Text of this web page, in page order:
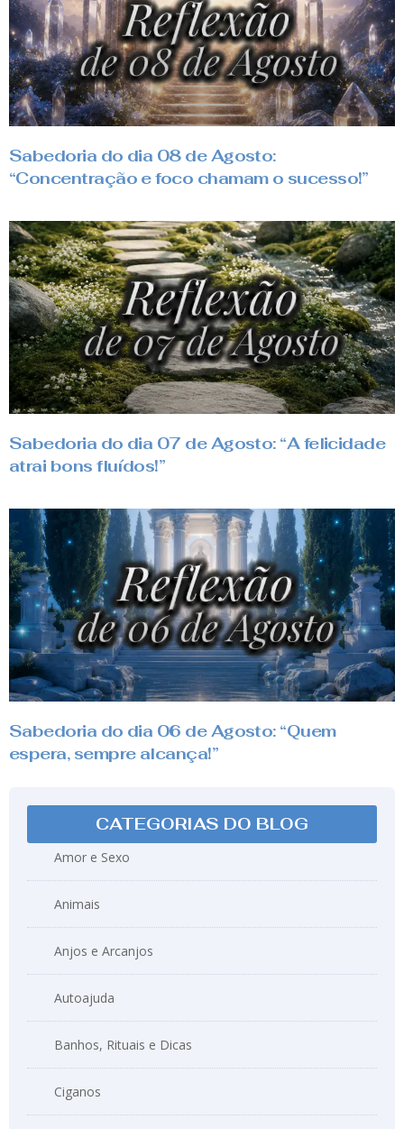
Sabedoria do dia 08 de Agosto:
“Concentração e foco chamam o sucesso!”
Sabedoria do dia 07 de Agosto: “A felicidade
atrai bons fluídos!”
Sabedoria do dia 06 de Agosto: “Quem
espera, sempre alcança!”
CATEGORIAS DO BLOG
Amor e Sexo
Animais
Anjos e Arcanjos
Autoajuda
Banhos, Rituais e Dicas
Ciganos